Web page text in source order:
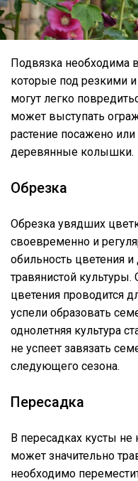
Подвязка необходима
которые под резкими
могут легко
может выступать
растение посажено
деревянные колышки.
Обрезка
Обрезка увядших
своевременно и
обильность цветения
травянистой
цветения проводится
успели образовать
однолетняя культура
не успеет завязать
следующего сезона.
Пересадка
В пересадках кусты не
может значительно
необходимо